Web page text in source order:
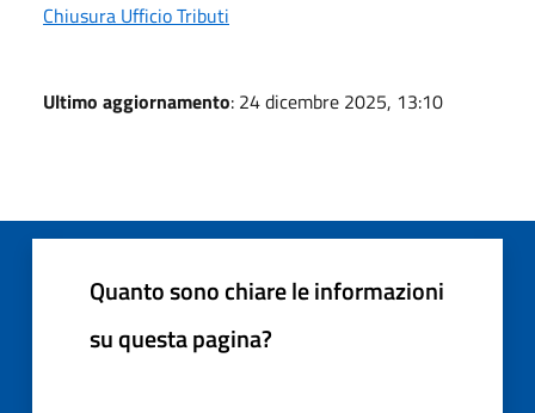
Chiusura Ufficio Tributi
Ultimo aggiornamento: 24 dicembre 2025, 13:10
Quanto sono chiare le informazioni
su questa pagina?